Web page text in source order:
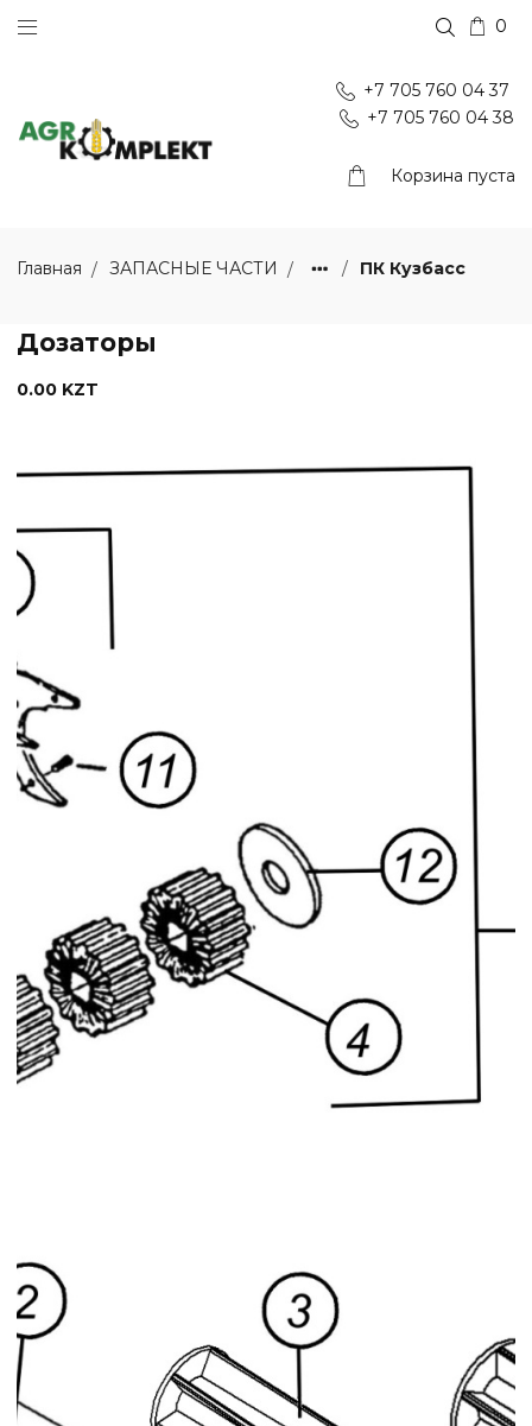
0
+7 705 760 04 37
+7 705 760 04 38
Корзина пуста
Главная ЗАПАСНЫЕ ЧАСТИ ПК Кузбасс
Дозаторы
0.00 KZT